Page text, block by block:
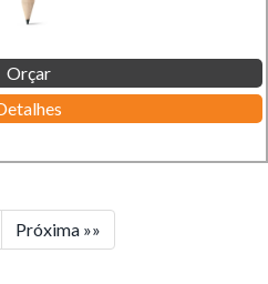
Orçar
Próxima »»